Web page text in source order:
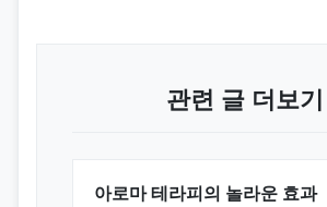
관련 글 더보기
아로마 테라피의 놀라운 효과